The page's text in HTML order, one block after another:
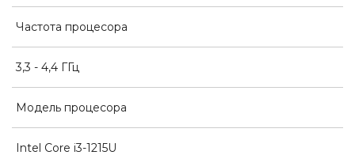
Частота процесора
3,3 - 4,4 ГГц
Модель процесора
Intel Core i3-1215U